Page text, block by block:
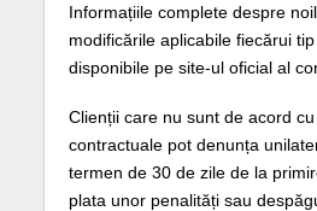
Informațiile complete despre
modificările aplicabile fiecărui
disponibile pe site-ul oficial al
Clienții care nu sunt de acord
contractuale pot denunța
termen de 30 de zile de la
plata unor penalități sau